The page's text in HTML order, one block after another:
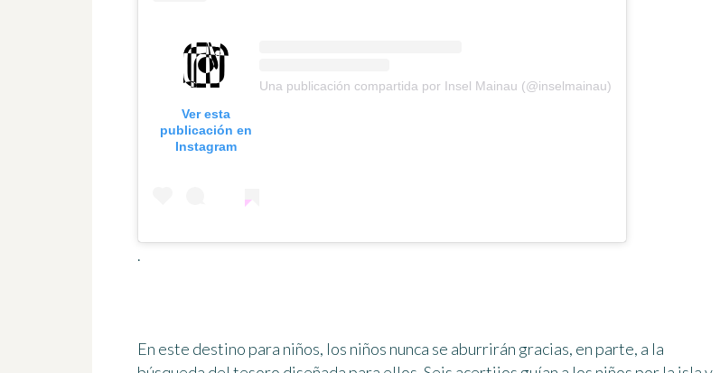
Ver esta
publicación en
Instagram
Una publicación compartida por Insel Mainau (@inselmainau)
.
En este destino para niños, los niños nunca se aburrirán gracias, en parte, a la